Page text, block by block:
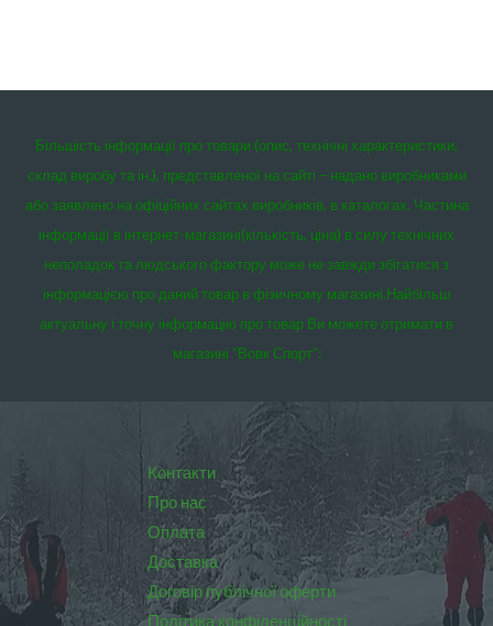
Більшість інформації про товари (опис, технічні характеристики,
склад виробу та ін.), представленої на сайті – надано виробниками
або заявлено на офіційних сайтах виробників, в каталогах. Частина
інформації в інтернет-магазині(кількість, ціна) в силу технічних
неполадок та людського фактору може не завжди збігатися з
інформацією про даний товар в фізичному магазині.Найбільш
актуальну і точну інформацію про товар Ви можете отримати в
магазині “Вовк Спорт”:
Контакти
Про нас
Оплата
Доставка
Договір публічної оферти
Політика конфіденційності